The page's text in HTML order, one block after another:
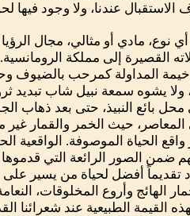
عندنا، ولا وجود فيها
نوع، مادي أو مثالي، مجال
القصيرة إلى مملكة
المداولة كمرحب بالضيوف
ولا يشوه سمعة نبيل شاب
محل بائع النبيذ، حتى بعد ذهاب
المعاصر، حيث الخمر والقمار غير
واقع الحياة الموصوفة. الواقعية
ضمن الصور الرائعة التي
تقديماً أفضل لحياة من يسير
الهائج وأروع المخلوقات،
القيمة الطبيعية عند شعرائنا